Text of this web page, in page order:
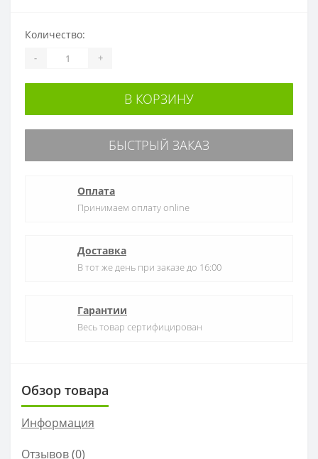
Количество:
- +
В КОРЗИНУ
БЫСТРЫЙ ЗАКАЗ
Оплата
Принимаем оплату online
Доставка
В тот же день при заказе до 16:00
Гарантии
Весь товар сертифицирован
Обзор товара
Информация
Отзывов (0)